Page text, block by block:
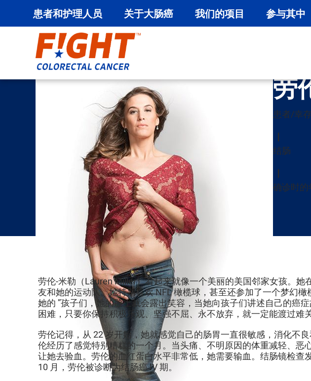
患者和护理人员 关于大肠癌 我们的项目 参与其中
劳
患者/幸
结肠
确诊时的
劳伦-米勒（Lauren Miller）看起来就像一个美丽的美国邻家女孩。
友和她的运动队。她特别喜欢 NFL 橄榄球，甚至还参加了一个梦幻
她的 ”孩子们，她的脸上就会露出笑容，当她向孩子们讲述自己的癌
困难，只要你保持积极乐观、坚强不屈、永不放弃，就一定能渡过难关
劳伦记得，从 22 岁开始，她就感觉自己的肠胃一直很敏感，消化不
伦经历了感觉特别糟糕的一个月。当头痛、不明原因的体重减轻、
让她去验血。劳伦的血红蛋白水平非常低，她需要输血。结肠镜检
10 月，劳伦被诊断为结肠癌 IV 期。